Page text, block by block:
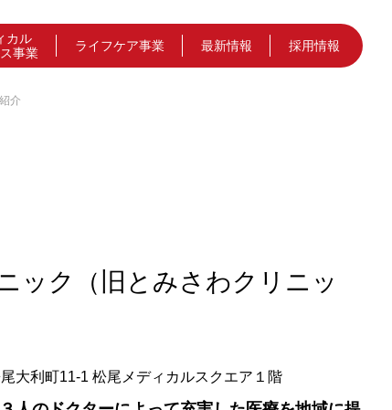
カル
事業
ライフケア事業 最新情報 採用情報
介
ック（旧とみさわクリニッ
大利町11-1 松尾メディカルスクエア１階